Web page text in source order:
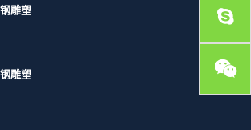
雕塑
雕塑